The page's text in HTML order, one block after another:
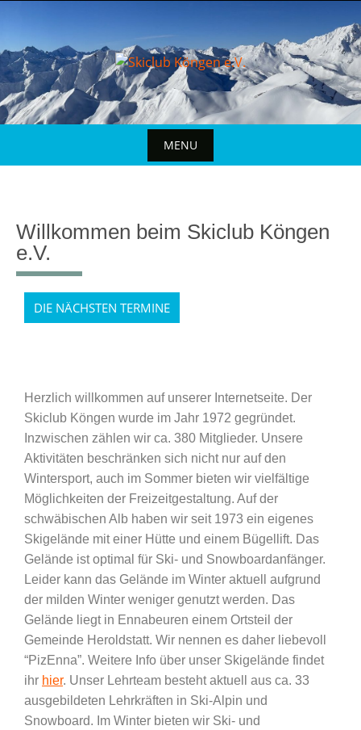
MENU
Willkommen beim Skiclub Köngen
e.V.
DIE NÄCHSTEN TERMINE
Herzlich willkommen auf unserer Internetseite. Der
Skiclub Köngen wurde im Jahr 1972 gegründet.
Inzwischen zählen wir ca. 380 Mitglieder. Unsere
Aktivitäten beschränken sich nicht nur auf den
Wintersport, auch im Sommer bieten wir vielfältige
Möglichkeiten der Freizeitgestaltung. Auf der
schwäbischen Alb haben wir seit 1973 ein eigenes
Skigelände mit einer Hütte und einem Bügellift. Das
Gelände ist optimal für Ski- und Snowboardanfänger.
Leider kann das Gelände im Winter aktuell aufgrund
der milden Winter weniger genutzt werden. Das
Gelände liegt in Ennabeuren einem Ortsteil der
Gemeinde Heroldstatt. Wir nennen es daher liebevoll
“PizEnna”. Weitere Info über unser Skigelände findet
ihr hier. Unser Lehrteam besteht aktuell aus ca. 33
ausgebildeten Lehrkräften in Ski-Alpin und
Snowboard. Im Winter bieten wir Ski- und